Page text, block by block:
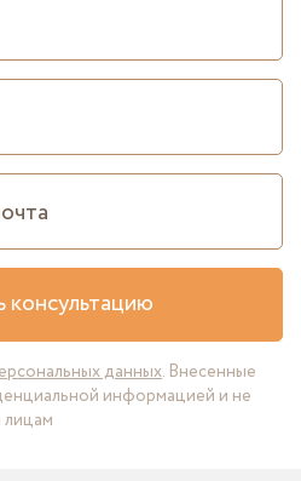
консультацию
данных. Внесенные
информацией и не